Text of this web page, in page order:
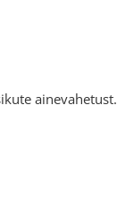
ainevahetust.